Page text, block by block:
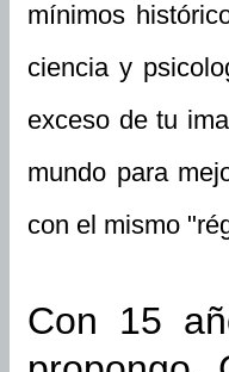
mínimos
ciencia y
exceso de tu
mundo para
con el mismo
Con 15